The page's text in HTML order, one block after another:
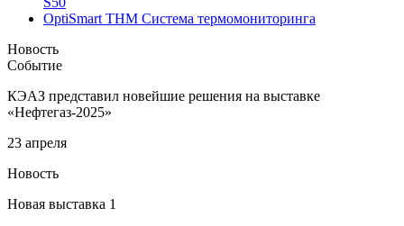
OptiSmart THM Система термомониторинга
Новость
Событие
КЭАЗ представил новейшие решения на выставке
«Нефтегаз-2025»
23 апреля
Новость
Новая выставка 1